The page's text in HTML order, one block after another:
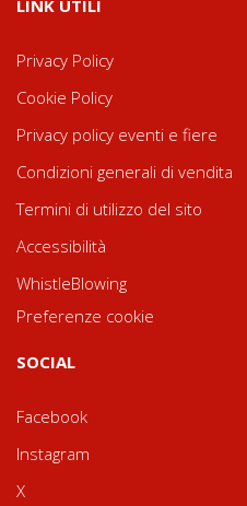
LINK UTILI
Privacy Policy
Cookie Policy
Privacy policy eventi e fiere
Condizioni generali di vendita
Termini di utilizzo del sito
Accessibilità
WhistleBlowing
Preferenze cookie
SOCIAL
Facebook
Instagram
X